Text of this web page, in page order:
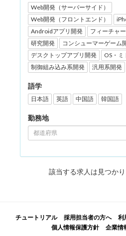
Web開発（サーバーサイド）
Web開発（フロントエンド）
Androidアプリ開発
フィーチャ
研究開発
コンシューマーゲーム
デスクトップアプリ開発
OS・
制御組み込み系開発
汎用系開発
語学
日本語 英語 中国語 韓国語
勤務地
都道府県
該当する求人は見つかり
チュートリアル 採用担当者の方へ 利
個人情報保護方針
企業情